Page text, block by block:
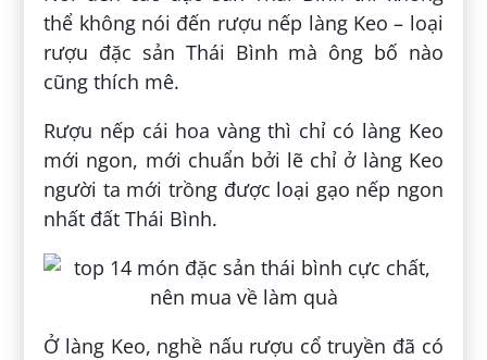
thể không nói đến rượu nếp làng Keo – loại
rượu đặc sản Thái Bình mà ông bố nào
cũng thích mê.
Rượu nếp cái hoa vàng thì chỉ có làng Keo
mới ngon, mới chuẩn bởi lẽ chỉ ở làng Keo
người ta mới trồng được loại gạo nếp ngon
nhất đất Thái Bình.
Ở làng Keo, nghề nấu rượu cổ truyền đã có